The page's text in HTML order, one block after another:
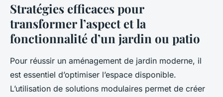
Stratégies efficaces pour
transformer l’aspect et la
fonctionnalité d’un jardin ou patio
Pour réussir un aménagement de jardin moderne, il
est essentiel d’optimiser l’espace disponible.
L’utilisation de solutions modulaires permet de créer